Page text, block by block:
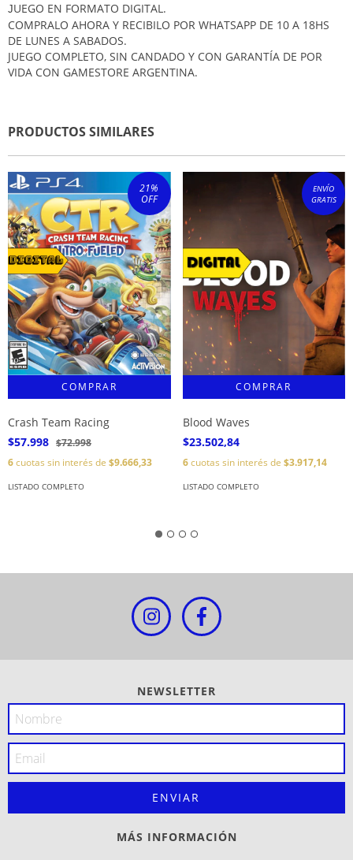
JUEGO EN FORMATO DIGITAL.
COMPRALO AHORA Y RECIBILO POR WHATSAPP DE 10 A 18HS
DE LUNES A SABADOS.
JUEGO COMPLETO, SIN CANDADO Y CON GARANTÍA DE POR
VIDA CON GAMESTORE ARGENTINA.
PRODUCTOS SIMILARES
21%
OFF
Crash Team Racing
$57.998 $72.998
6cuotas sin interés de $9.666,33
LISTADO COMPLETO
ENVÍO
GRATIS
Blood Waves
$23.502,84
6cuotas sin interés de $3.917,14
LISTADO COMPLETO
NEWSLETTER
MÁS INFORMACIÓN